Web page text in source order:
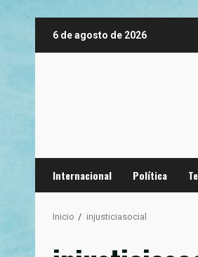
6 de agosto de 2026
Internacional Política
Inicio injusticiasocial